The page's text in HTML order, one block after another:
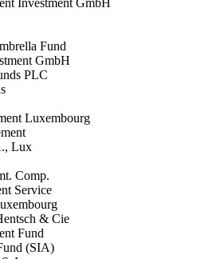
Fund
GmbH
PLC
Luxembourg
Lux
Comp.
Service
& Cie
Fund
(SIA)